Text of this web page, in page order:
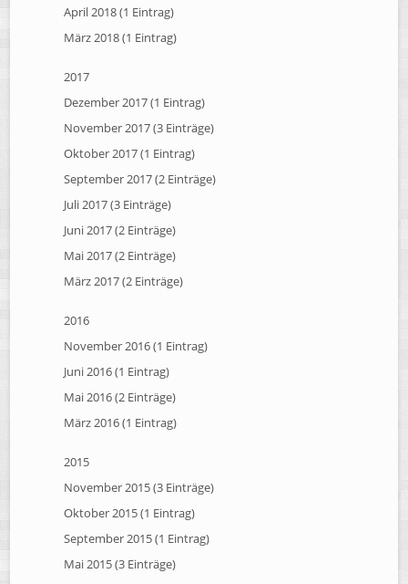
April 2018 (1 Eintrag)
März 2018 (1 Eintrag)
2017
Dezember 2017 (1 Eintrag)
November 2017 (3 Einträge)
Oktober 2017 (1 Eintrag)
September 2017 (2 Einträge)
Juli 2017 (3 Einträge)
Juni 2017 (2 Einträge)
Mai 2017 (2 Einträge)
März 2017 (2 Einträge)
2016
November 2016 (1 Eintrag)
Juni 2016 (1 Eintrag)
Mai 2016 (2 Einträge)
März 2016 (1 Eintrag)
2015
November 2015 (3 Einträge)
Oktober 2015 (1 Eintrag)
September 2015 (1 Eintrag)
Mai 2015 (3 Einträge)